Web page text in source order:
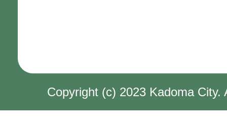
Copyright (c) 2023 Kadoma City.